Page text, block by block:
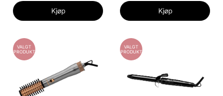
Kjøp Kjøp
VALGT
PRODUKT
VALGT
PRODUKT